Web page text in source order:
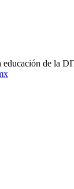
educación de la